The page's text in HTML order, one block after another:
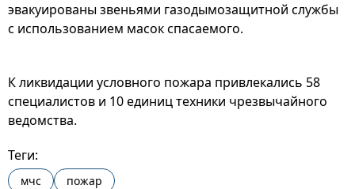
эвакуированы звеньями газодымозащитной службы
с использованием масок спасаемого.
К ликвидации условного пожара привлекались 58
специалистов и 10 единиц техники чрезвычайного
ведомства.
Теги:
мчс пожар